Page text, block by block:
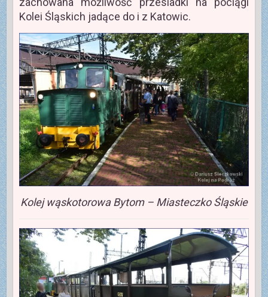
Kolei Śląskich jadące do i z Katowic.
Kolej wąskotorowa Bytom – Miasteczko Śląskie